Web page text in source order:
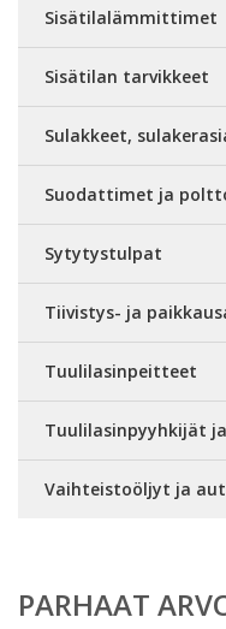
Sisätilalämmittimet
Sisätilan tarvikkeet
Sulakkeet,
Suodattimet ja
Sytytystulpat
Tiivistys- ja
Tuulilasinpeitteet
Tuulilasinpyyhkijät
Vaihteistoöljyt ja
PARHAAT